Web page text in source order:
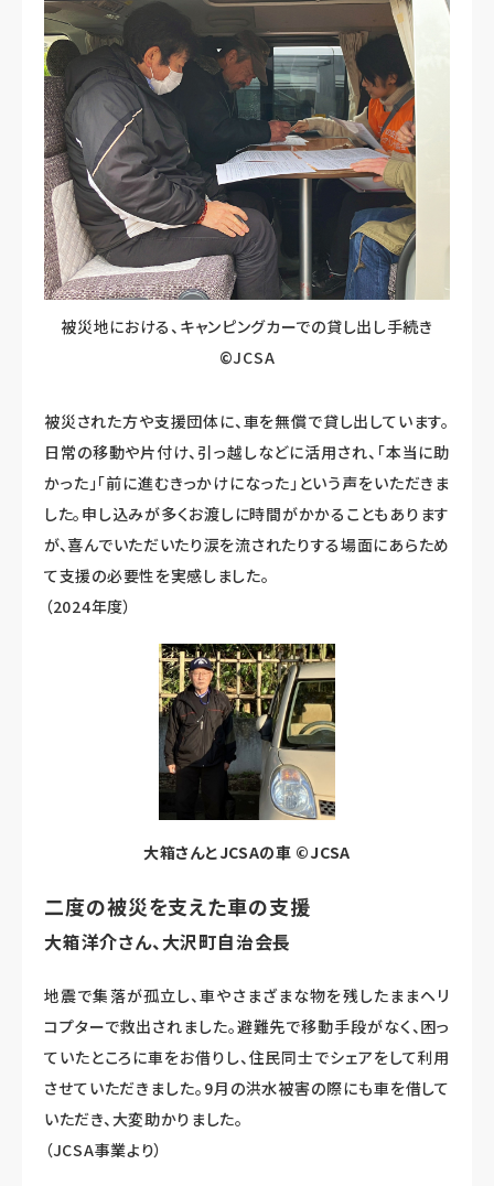
被災地における、キャンピングカーでの貸し出し手続き
©JCSA
被災された方や支援団体に、車を無償で貸し出しています。
日常の移動や片付け、引っ越しなどに活用され、「本当に助
かった」「前に進むきっかけになった」という声をいただきま
した。申し込みが多くお渡しに時間がかかることもあります
が、喜んでいただいたり涙を流されたりする場面にあらため
て支援の必要性を実感しました。
（2024年度）
大箱さんとJCSAの車 ©JCSA
二度の被災を支えた車の支援
大箱洋介さん、大沢町自治会長
地震で集落が孤立し、車やさまざまな物を残したままヘリ
コプターで救出されました。避難先で移動手段がなく、困っ
ていたところに車をお借りし、住民同士でシェアをして利用
させていただきました。9月の洪水被害の際にも車を借して
いただき、大変助かりました。
（JCSA事業より）